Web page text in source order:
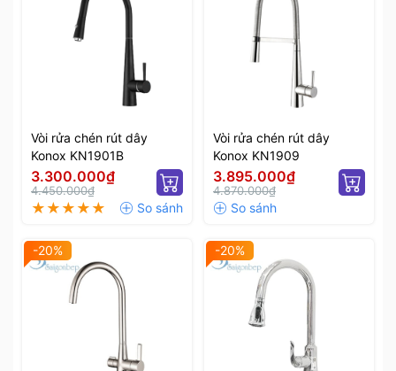
Vòi rửa chén rút dây
Konox KN1901B
3.300.000₫
4.450.000₫
Vòi rửa chén rút dây
Konox KN1909
3.895.000₫
4.870.000₫
-20% -20%